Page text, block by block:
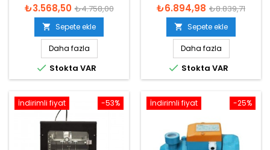
₺3.568,50 ₺4.758,00
 Sepete ekle
Daha fazla
 Stokta VAR
₺6.894,98 ₺8.839,71
 Sepete ekle
Daha fazla
 Stokta VAR
-53%
İndirimli fiyat -25%
İndirimli fiyat